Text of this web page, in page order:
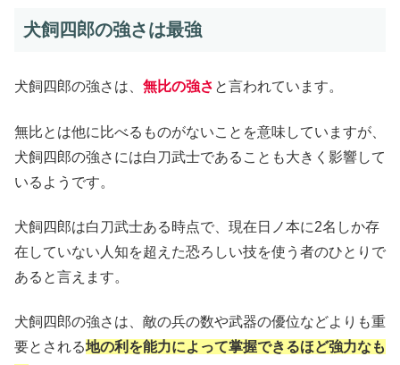
犬飼四郎の強さは最強
犬飼四郎の強さは、 無比の強さ と言われています。
無比とは他に比べるものがないことを意味していますが、
犬飼四郎の強さには白刀武士であることも大きく影響して
いるようです。
犬飼四郎は白刀武士ある時点で、現在日ノ本に2名しか存
在していない人知を超えた恐ろしい技を使う者のひとりで
あると言えます。
犬飼四郎の強さは、敵の兵の数や武器の優位などよりも重
要とされる地の利を能力によって掌握できるほど強力なも